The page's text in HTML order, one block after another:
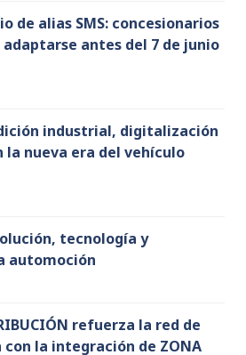
de alias SMS: concesionarios
antes del 7 de junio
industrial, digitalización
la nueva era del vehículo
tecnología y
automoción
refuerza la red de
con la integración de ZONA